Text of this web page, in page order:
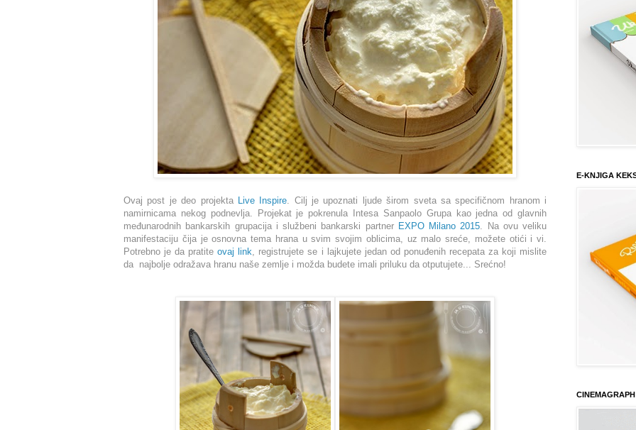
Ovaj post je deo projekta Live Inspire. Cilj je upoznati ljude širom sveta sa specifičnom hranom i
namirnicama nekog podnevlja.
Projekat je pokrenula Intesa Sanpaolo Grupa kao jedna od glavnih
međunarodnih bankarskih grupacija i službeni bankarski partner EXPO Milano 2015.
Na ovu veliku
manifestaciju čija je osnovna tema hrana u svim svojim oblicima, uz malo sreće, možete otići i vi.
Potrebno je da pratite ovaj link, registrujete se i lajkujete jedan od ponuđenih recepata za koji mislite
da najbolje odražava hranu naše zemlje i možda budete imali priluku da otputujete... Srećno!
E-KNJIGA
CINEMAGRAPH